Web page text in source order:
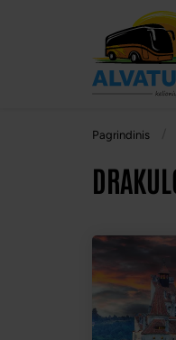
Pagrindinis